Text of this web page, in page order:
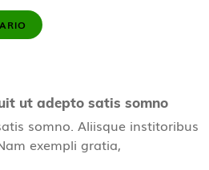
ut adepto satis somno
somno. Aliisque institoribus
exempli gratia,